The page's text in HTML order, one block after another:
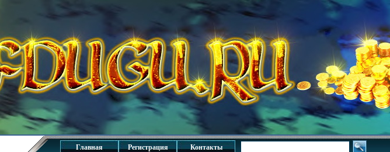
Главная Регистрация Контакты